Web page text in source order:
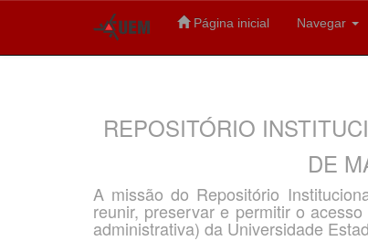
Página inicial Navegar
REPOSITÓRIO
DE
A missão do Repositório
reunir, preservar e permitir o
administrativa) da Universidade